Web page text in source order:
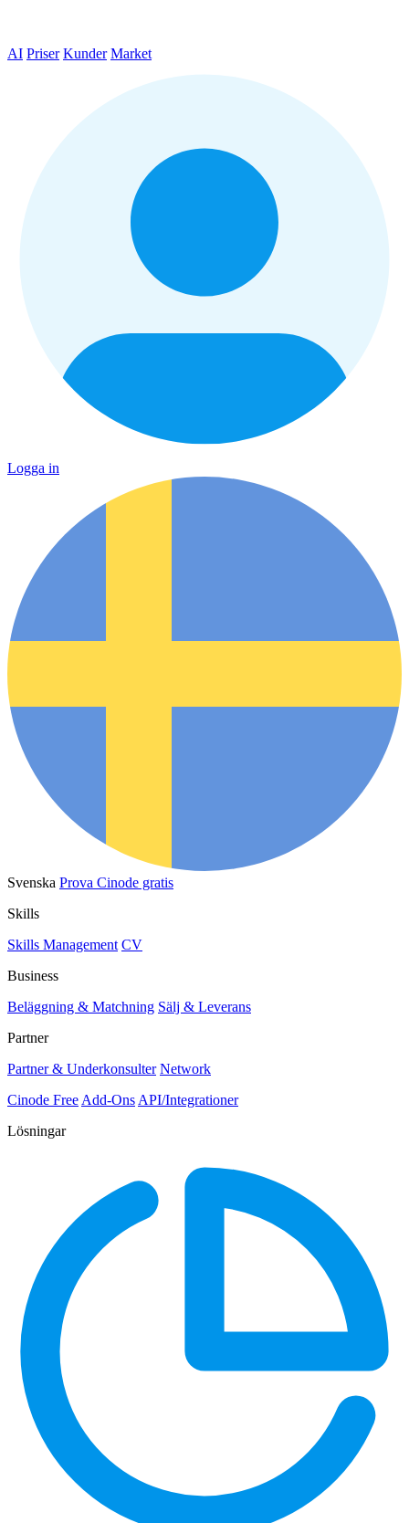
AI Priser Kunder Market
Logga in
Svenska Prova Cinode gratis
Skills
Skills Management CV
Business
Beläggning & Matchning Sälj & Leverans
Partner
Partner & Underkonsulter Network
Cinode Free Add-Ons API/Integrationer
Lösningar